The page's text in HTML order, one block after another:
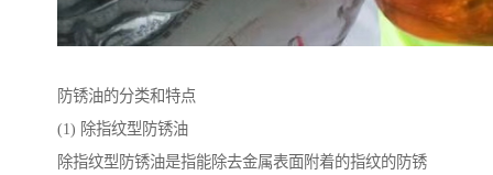
防锈油的分类和特点
(1) 除指纹型防锈油
除指纹型防锈油是指能除去金属表面附着的指纹的防锈